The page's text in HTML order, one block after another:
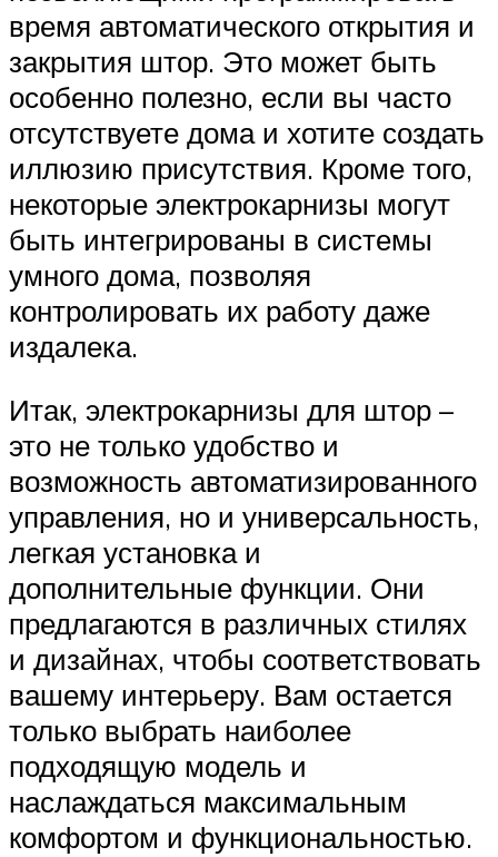
время автоматического открытия и
закрытия штор. Это может быть
особенно полезно, если вы часто
отсутствуете дома и хотите создать
иллюзию присутствия. Кроме того,
некоторые электрокарнизы могут
быть интегрированы в системы
умного дома, позволяя
контролировать их работу даже
издалека.
Итак, электрокарнизы для штор –
это не только удобство и
возможность автоматизированного
управления, но и универсальность,
легкая установка и
дополнительные функции. Они
предлагаются в различных стилях
и дизайнах, чтобы соответствовать
вашему интерьеру. Вам остается
только выбрать наиболее
подходящую модель и
наслаждаться максимальным
комфортом и функциональностью.